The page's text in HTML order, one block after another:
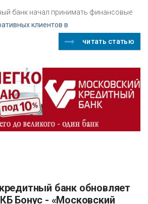
банк начал принимать финансовые
клиентов в
читать статью
Бонус - «Московский